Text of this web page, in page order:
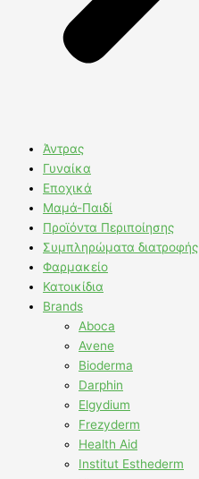
Άντρας
Γυναίκα
Εποχικά
Μαμά-Παιδί
Προϊόντα Περιποίησης
Συμπληρώματα διατροφής
Φαρμακείο
Κατοικίδια
Brands
Aboca
Avene
Bioderma
Darphin
Elgydium
Frezyderm
Health Aid
Institut Esthederm